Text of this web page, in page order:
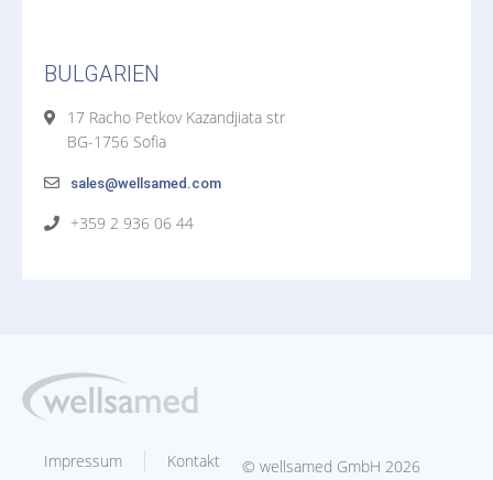
BULGARIEN
17 Racho Petkov Kazandjiata str
BG-1756 Sofia
sales@wellsamed.com
+359 2 936 06 44
Impressum Kontakt © wellsamed GmbH 2026